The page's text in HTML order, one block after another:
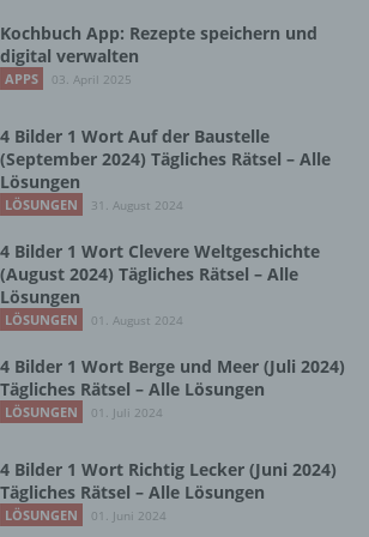
Kochbuch App: Rezepte speichern und
digital verwalten
APPS 03. April 2025
4 Bilder 1 Wort Auf der Baustelle
(September 2024) Tägliches Rätsel – Alle
Lösungen
LÖSUNGEN 31. August 2024
4 Bilder 1 Wort Clevere Weltgeschichte
(August 2024) Tägliches Rätsel – Alle
Lösungen
LÖSUNGEN 01. August 2024
4 Bilder 1 Wort Berge und Meer (Juli 2024)
Tägliches Rätsel – Alle Lösungen
LÖSUNGEN 01. Juli 2024
4 Bilder 1 Wort Richtig Lecker (Juni 2024)
Tägliches Rätsel – Alle Lösungen
LÖSUNGEN 01. Juni 2024
oder jede solche Vorgangsreihe im
mit personenbezogenen
das Erheben, das Erfassen, die
das Ordnen, die Speicherung,
das Abfragen, die Verwendung,
durch Übermittlung,
oder eine andere Form der
den Abgleich oder die
die Einschränkung, das
oder die Vernichtung.
der Verarbeitung ist die
gespeicherter
einzuschränken.